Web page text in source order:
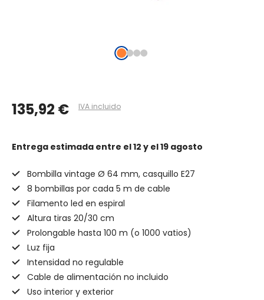
135,92 € IVA incluido
Entrega estimada entre el 12 y el 19 agosto
Bombilla vintage Ø 64 mm, casquillo E27
8 bombillas por cada 5 m de cable
Filamento led en espiral
Altura tiras 20/30 cm
Prolongable hasta 100 m (o 1000 vatios)
Luz fija
Intensidad no regulable
Cable de alimentación no incluido
Uso interior y exterior